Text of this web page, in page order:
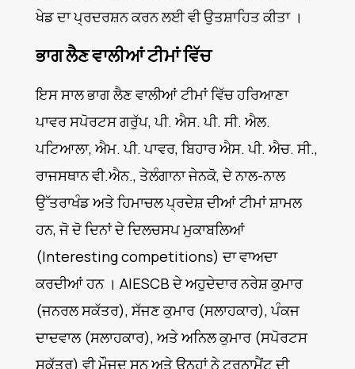
ਖੇਡ ਦਾ ਪ੍ਰਦਰਸ਼ਨ ਕਰਨ ਲਈ ਵੀ ਉਤਸ਼ਾਹਿਤ ਕੀਤਾ ।
ਭਾਗ ਲੈਣ ਵਾਲੀਆਂ ਟੀਮਾਂ ਵਿੱਚ
ਇਸ ਸਾਲ ਭਾਗ ਲੈਣ ਵਾਲੀਆਂ ਟੀਮਾਂ ਵਿੱਚ ਹਰਿਆਣਾ
ਪਾਵਰ ਸਪੋਰਟਸ ਗਰੁੱਪ, ਪੀ. ਐਸ. ਪੀ. ਸੀ. ਐਲ.
ਪਟਿਆਲਾ, ਐਮ. ਪੀ. ਪਾਵਰ, ਬਿਹਾਰ ਐਸ. ਪੀ. ਐਚ. ਸੀ.,
ਰਾਜਸਥਾਨ ਵੀ.ਐਨ., ਤੇਲੰਗਾਨਾ ਜੇਨਕੋ, ਦੇ ਨਾਲ-ਨਾਲ
ਉੱਤਰਾਖੰਡ ਅਤੇ ਹਿਮਾਚਲ ਪ੍ਰਦੇਸ਼ ਦੀਆਂ ਟੀਮਾਂ ਸ਼ਾਮਲ
ਹਨ, ਜੋ ਦੋ ਦਿਨਾਂ ਦੇ ਦਿਲਚਸਪ ਮੁਕਾਬਲਿਆਂ
(Interesting competitions) ਦਾ ਵਾਅਦਾ
ਕਰਦੀਆਂ ਹਨ । AIESCB ਦੇ ਅਹੁਦੇਦਾਰ ਨਰੇਸ਼ ਕੁਮਾਰ
(ਜਨਰਲ ਸਕੱਤਰ), ਸੱਜਣ ਕੁਮਾਰ (ਸਲਾਹਕਾਰ), ਪੰਕਜ
ਦਾਦਵਾਲ (ਸਲਾਹਕਾਰ), ਅਤੇ ਅਨਿਲ ਕੁਮਾਰ (ਸਪੋਰਟਸ
ਸਕੱਤਰ) ਵੀ ਮੌਜੂਦ ਸਨ ਅਤੇ ਉਨ੍ਹਾਂ ਨੇ ਟੂਰਨਾਮੈਂਟ ਦੀ